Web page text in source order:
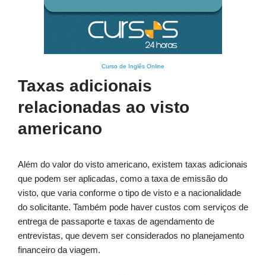
Curso de Inglês Online
Taxas adicionais
relacionadas ao visto
americano
Além do valor do visto americano, existem taxas adicionais
que podem ser aplicadas, como a taxa de emissão do
visto, que varia conforme o tipo de visto e a nacionalidade
do solicitante. Também pode haver custos com serviços de
entrega de passaporte e taxas de agendamento de
entrevistas, que devem ser considerados no planejamento
financeiro da viagem.